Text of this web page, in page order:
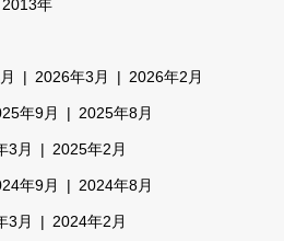
2013年
2026年3月 2026年2月
年9月 2025年8月
3月 2025年2月
年9月 2024年8月
3月 2024年2月